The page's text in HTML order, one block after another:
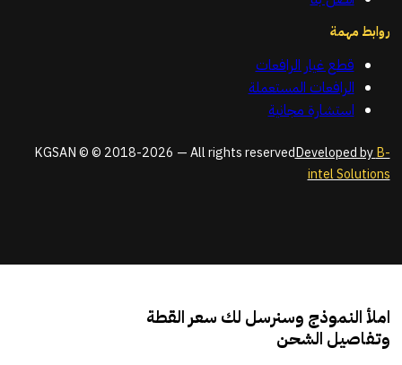
روابط مهمة
قطع غيار الرافعات
الرافعات المستعملة
استشارة مجانية
KGSAN © © 2018-2026 — All rights reservedDeveloped byB-
intel Solutions
املأ النموذج وسنرسل لك سعر القطة
وتفاصيل الشحن